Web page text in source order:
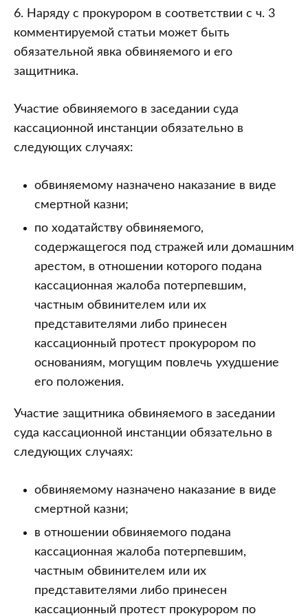
6. Наряду с прокурором в соответствии с ч. 3
комментируемой статьи может быть
обязательной явка обвиняемого и его
защитника.
Участие обвиняемого в заседании суда
кассационной инстанции обязательно в
следующих случаях:
обвиняемому назначено наказание в виде
смертной казни;
по ходатайству обвиняемого,
содержащегося под стражей или домашним
арестом, в отношении которого подана
кассационная жалоба потерпевшим,
частным обвинителем или их
представителями либо принесен
кассационный протест прокурором по
основаниям, могущим повлечь ухудшение
его положения.
Участие защитника обвиняемого в заседании
суда кассационной инстанции обязательно в
следующих случаях:
обвиняемому назначено наказание в виде
смертной казни;
в отношении обвиняемого подана
кассационная жалоба потерпевшим,
частным обвинителем или их
представителями либо принесен
кассационный протест прокурором по